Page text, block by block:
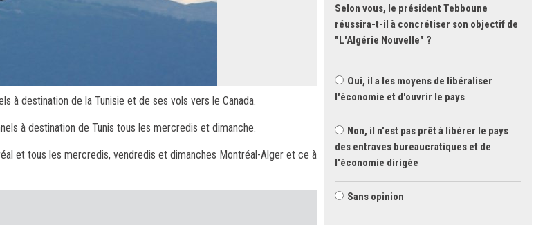
à destination de la Tunisie et de ses vols vers le Canada.
à destination de Tunis tous les mercredis et dimanche.
et tous les mercredis, vendredis et dimanches Montréal-Alger et ce à
Selon vous, le président Tebboune
réussira-t-il à concrétiser son objectif de
"L'Algérie Nouvelle" ?
Oui, il a les moyens de libéraliser
l'économie et d'ouvrir le pays
Non, il n'est pas prêt à libérer le pays
des entraves bureaucratiques et de
l'économie dirigée
Sans opinion